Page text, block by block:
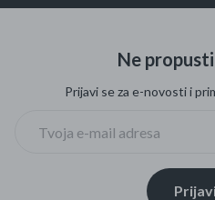
Ne
Prijavi se za e-novosti i